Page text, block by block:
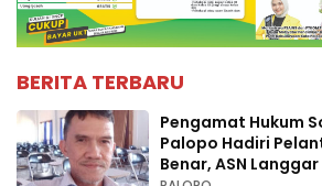
BERITA TERBARU
Pengamat Hukum
Palopo Hadiri
Benar, ASN